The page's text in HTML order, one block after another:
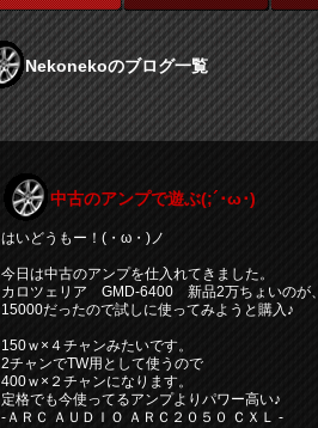
Nekonekoのブログ一覧
中古のアンプで遊ぶ(;´･ω･)
はいどうもー！(・ω・)ノ
今日は中古のアンプを仕入れてきました。
カロツェリア GMD-6400 新品2万ちょいのが、
15000だったので試しに使ってみようと購入♪
150ｗ×４チャンみたいです。
2チャンでTW用として使うので
400ｗ×２チャンになります。
定格でも今使ってるアンプよりパワー高い♪
‐ＡＲＣ ＡＵＤＩＯ ＡＲＣ２０５０ ＣＸＬ ‐